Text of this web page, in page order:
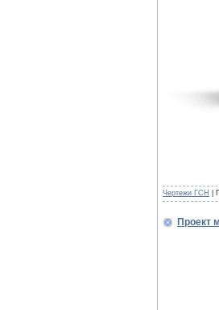
Чертежи ГСН |
Проект